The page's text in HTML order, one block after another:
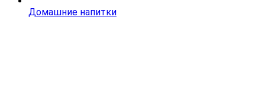
Домашние напитки